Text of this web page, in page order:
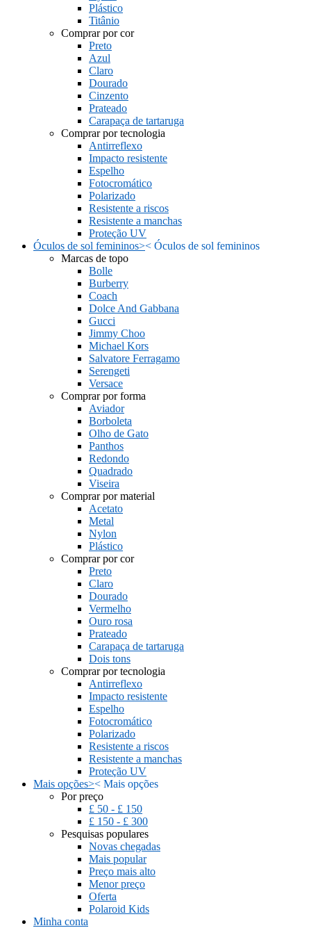
Plástico
Titânio
Comprar por cor
Preto
Azul
Claro
Dourado
Cinzento
Prateado
Carapaça de tartaruga
Comprar por tecnologia
Antirreflexo
Impacto resistente
Espelho
Fotocromático
Polarizado
Resistente a riscos
Resistente a manchas
Proteção UV
Óculos de sol femininos>< Óculos de sol femininos
Marcas de topo
Bolle
Burberry
Coach
Dolce And Gabbana
Gucci
Jimmy Choo
Michael Kors
Salvatore Ferragamo
Serengeti
Versace
Comprar por forma
Aviador
Borboleta
Olho de Gato
Panthos
Redondo
Quadrado
Viseira
Comprar por material
Acetato
Metal
Nylon
Plástico
Comprar por cor
Preto
Claro
Dourado
Vermelho
Ouro rosa
Prateado
Carapaça de tartaruga
Dois tons
Comprar por tecnologia
Antirreflexo
Impacto resistente
Espelho
Fotocromático
Polarizado
Resistente a riscos
Resistente a manchas
Proteção UV
Mais opções>< Mais opções
Por preço
£ 50 - £ 150
£ 150 - £ 300
Pesquisas populares
Novas chegadas
Mais popular
Preço mais alto
Menor preço
Oferta
Polaroid Kids
Minha conta